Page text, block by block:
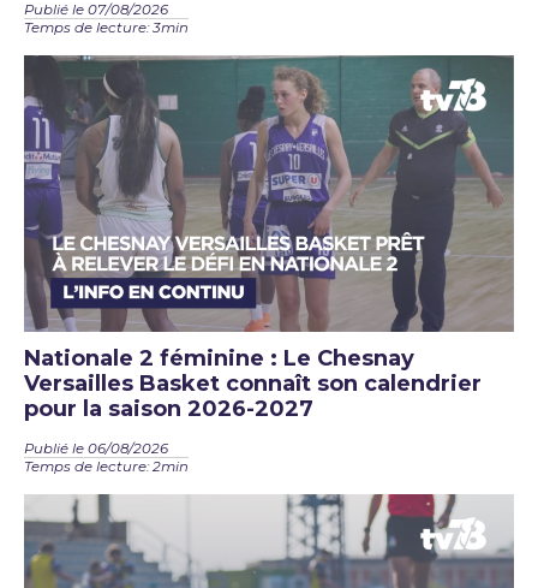
Publié le 07/08/2026
Temps de lecture: 3min
Nationale 2 féminine : Le Chesnay
Versailles Basket connaît son calendrier
pour la saison 2026-2027
Publié le 06/08/2026
Temps de lecture: 2min